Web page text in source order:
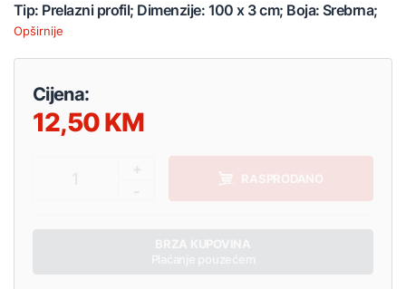
Tip: Prelazni profil; Dimenzije: 100 x 3 cm; Boja: Srebrna;
Opširnije
Cijena:
12,50
RASPRODANO